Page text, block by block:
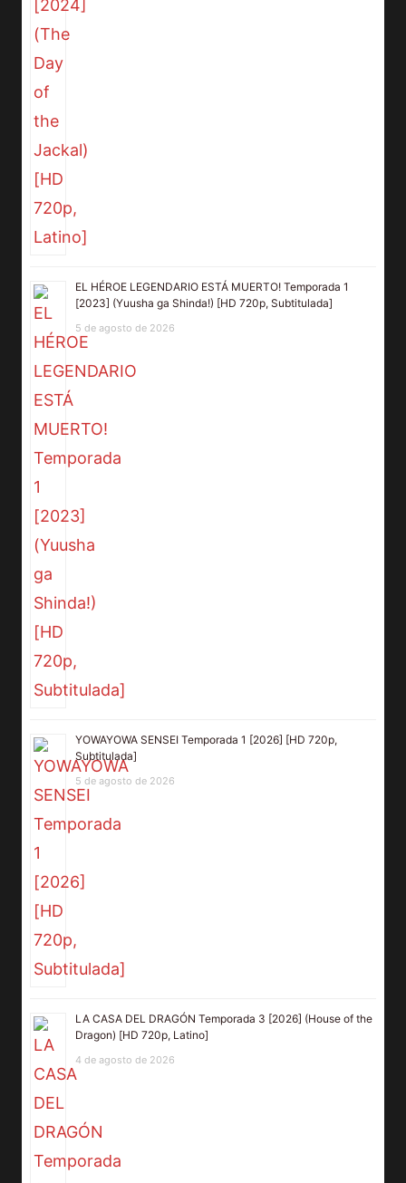
EL HÉROE LEGENDARIO ESTÁ MUERTO! Temporada 1
[2023] (Yuusha ga Shinda!) [HD 720p, Subtitulada]
5 de agosto de 2026
YOWAYOWA SENSEI Temporada 1 [2026] [HD 720p,
Subtitulada]
5 de agosto de 2026
LA CASA DEL DRAGÓN Temporada 3 [2026] (House of the
Dragon) [HD 720p, Latino]
4 de agosto de 2026